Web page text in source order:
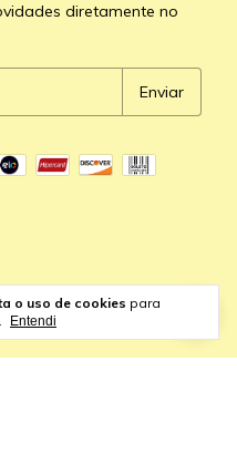
o uso de cookies para
Entendi
diretamente no